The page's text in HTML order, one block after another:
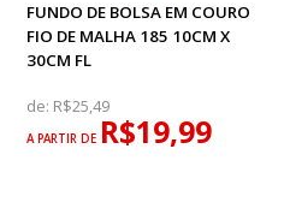
FUNDO DE BOLSA EM COURO
FIO DE MALHA 185 10CM X
30CM FL
de: R$25,49
A PARTIR DE R$19,99